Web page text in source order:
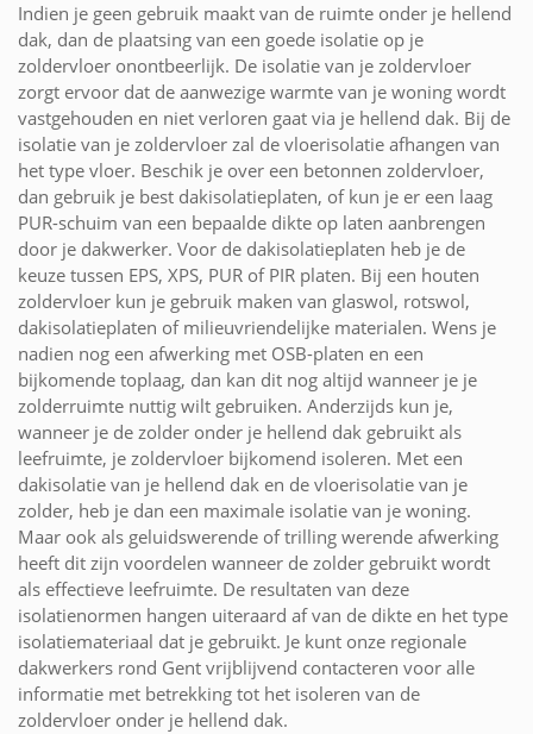
Indien je geen gebruik maakt van de ruimte onder je hellend
dak, dan de plaatsing van een goede isolatie op je
zoldervloer onontbeerlijk. De isolatie van je zoldervloer
zorgt ervoor dat de aanwezige warmte van je woning wordt
vastgehouden en niet verloren gaat via je hellend dak. Bij de
isolatie van je zoldervloer zal de vloerisolatie afhangen van
het type vloer. Beschik je over een betonnen zoldervloer,
dan gebruik je best dakisolatieplaten, of kun je er een laag
PUR-schuim van een bepaalde dikte op laten aanbrengen
door je dakwerker. Voor de dakisolatieplaten heb je de
keuze tussen EPS, XPS, PUR of PIR platen. Bij een houten
zoldervloer kun je gebruik maken van glaswol, rotswol,
dakisolatieplaten of milieuvriendelijke materialen. Wens je
nadien nog een afwerking met OSB-platen en een
bijkomende toplaag, dan kan dit nog altijd wanneer je je
zolderruimte nuttig wilt gebruiken. Anderzijds kun je,
wanneer je de zolder onder je hellend dak gebruikt als
leefruimte, je zoldervloer bijkomend isoleren. Met een
dakisolatie van je hellend dak en de vloerisolatie van je
zolder, heb je dan een maximale isolatie van je woning.
Maar ook als geluidswerende of trilling werende afwerking
heeft dit zijn voordelen wanneer de zolder gebruikt wordt
als effectieve leefruimte. De resultaten van deze
isolatienormen hangen uiteraard af van de dikte en het type
isolatiemateriaal dat je gebruikt. Je kunt onze regionale
dakwerkers rond Gent vrijblijvend contacteren voor alle
informatie met betrekking tot het isoleren van de
zoldervloer onder je hellend dak.